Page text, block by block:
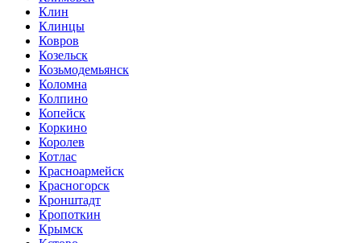
Клин
Клинцы
Ковров
Козельск
Козьмодемьянск
Коломна
Колпино
Копейск
Коркино
Королев
Котлас
Красноармейск
Красногорск
Кронштадт
Кропоткин
Крымск